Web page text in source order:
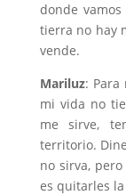
donde
tierra no hay
vende.
Mariluz: Para
mi vida no
me sirve,
territorio.
no sirva,
es quitarles